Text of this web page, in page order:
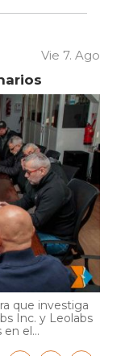
Vie 7. Ago
que investiga
Inc. y Leolabs
el...